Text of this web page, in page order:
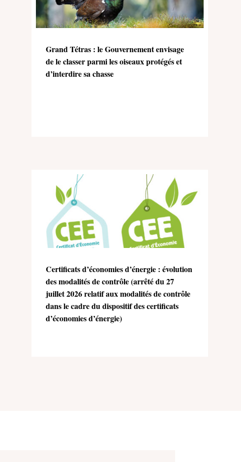
Grand Tétras : le Gouvernement envisage
de le classer parmi les oiseaux protégés et
d’interdire sa chasse
Certificats d’économies d’énergie : évolution
des modalités de contrôle (arrêté du 27
juillet 2026 relatif aux modalités de contrôle
dans le cadre du dispositif des certificats
d’économies d’énergie)